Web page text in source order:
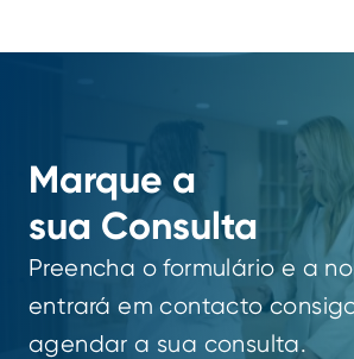
Marque a
sua Consulta
Preencha o formulário e a
entrará em contacto
agendar a sua consulta.